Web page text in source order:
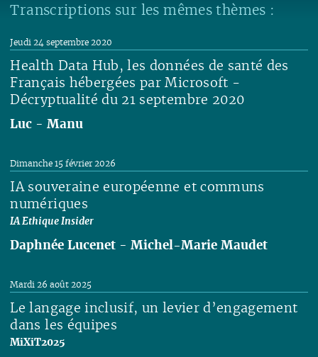
Transcriptions sur les mêmes thèmes :
Health Data Hub, les données de santé des
Français hébergées par Microsoft -
Décryptualité du 21 septembre 2020
Jeudi 24 septembre 2020
Luc -Manu
Lire
IA souveraine européenne et communs
numériques
IA Ethique Insider
Dimanche 15 février 2026
Daphnée Lucenet -Michel-Marie Maudet
Lire
Le langage inclusif, un levier d’engagement
dans les équipes
MiXiT2025
Mardi 26 août 2025